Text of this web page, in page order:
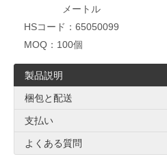
メートル
HSコード： 65050099
MOQ： 100個
製品説明
梱包と配送
支払い
よくある質問